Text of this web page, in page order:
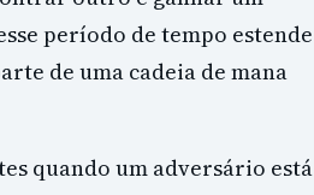
período de tempo estende
de uma cadeia de mana
quando um adversário está